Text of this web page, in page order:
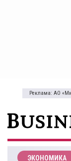
Реклама: АО
ЭКОНОМИКА